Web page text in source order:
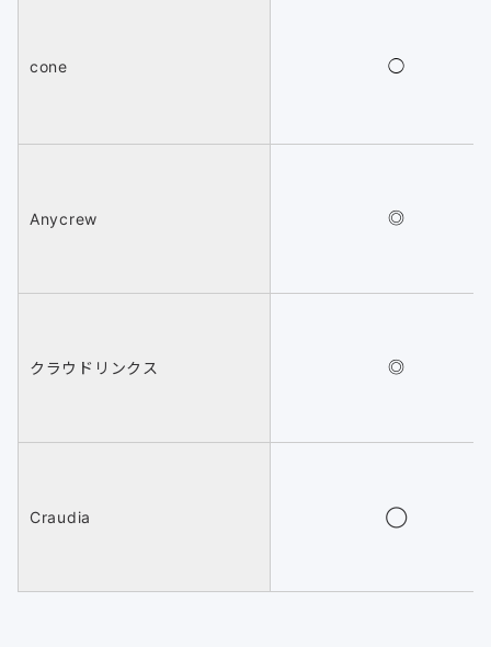
cone ◯
Anycrew ◎
クラウドリンクス ◎
Craudia ◯